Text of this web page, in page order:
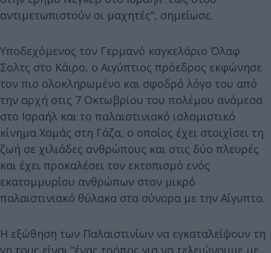
αντιμετωπιστούν οι μαχητές”, σημείωσε.
Υποδεχόμενος τον Γερμανό καγκελάριο Όλαφ
Σολτς στο Κάιρο, ο Αιγύπτιος πρόεδρος εκφώνησε
τον πιο ολοκληρωμένο και σφοδρό λόγο του από
την αρχή στις 7 Οκτωβρίου του πολέμου ανάμεσα
στο Ισραήλ και το παλαιστινιακό ισλαμιστικό
κίνημα Χαμάς στη Γάζα, ο οποίος έχει στοιχίσει τη
ζωή σε χιλιάδες ανθρώπους και στις δύο πλευρές
και έχει προκαλέσει τον εκτοπισμό ενός
εκατομμυρίου ανθρώπων στον μικρό
παλαιστινιακό θύλακα στα σύνορα με την Αίγυπτο.
Η εξώθηση των Παλαιστινίων να εγκαταλείψουν τη
γη τους είναι “ένας τρόπος για να τελειώνουμε με